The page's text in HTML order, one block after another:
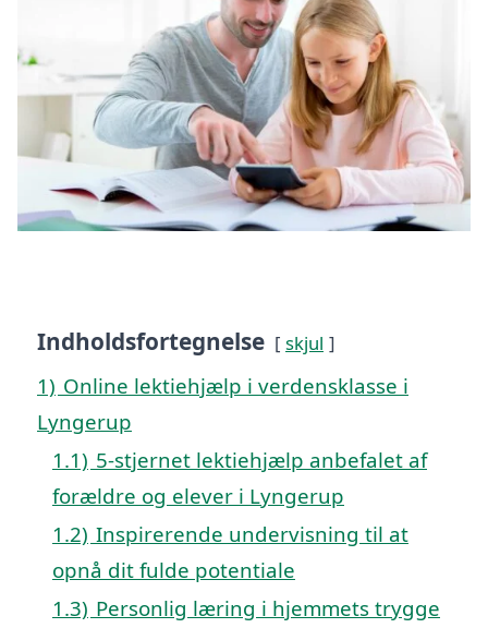
Indholdsfortegnelse skjul
1) Online lektiehjælp i verdensklasse i
Lyngerup
1.1) 5-stjernet lektiehjælp anbefalet af
forældre og elever i Lyngerup
1.2) Inspirerende undervisning til at
opnå dit fulde potentiale
1.3) Personlig læring i hjemmets trygge